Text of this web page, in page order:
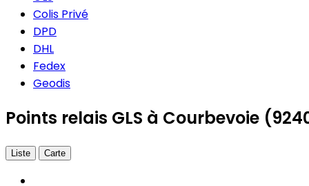
Colis Privé
DPD
DHL
Fedex
Geodis
Points relais GLS à Courbevoie
Liste Carte